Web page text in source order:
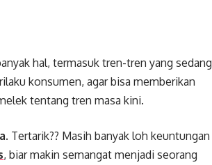
hal, termasuk tren-tren yang sedang
konsumen, agar bisa memberikan
tentang tren masa kini.
. Tertarik?? Masih banyak loh keuntungan
, biar makin semangat menjadi seorang